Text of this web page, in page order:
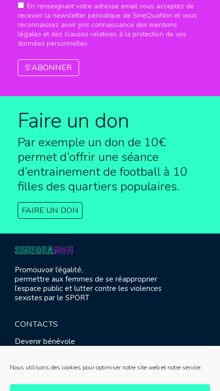
Nous utilisons des cookies pour optimiser notre site web et notre service.
En renseignant votre adresse email vous acceptez de
recevoir la newsletter périodique de SineQuaNon et vous
reconnaissez avoir pris connaissance des mentions
légales et des clauses relatives à la protection de vos
données personnelles.
Faire un don
Par exemple un don de 10€
permet d’offrir une séance
d’entrainement de football à 10
filles des quartiers populaires.
FAIRE UN DON
Promouvoir l’égalité,
permettre aux femmes de se réapproprier
l’espace public et lutter contre les violences
sexistes par le SPORT
CONTACTS
Devenir bénévole
Contact